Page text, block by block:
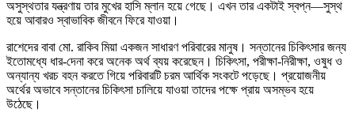
অসুস্থতার যন্ত্রণায় তার মুখের হাসি ম্লান হয়ে গেছে। এখন তার একটাই স্বপ্ন—সুস্থ
হয়ে আবারও স্বাভাবিক জীবনে ফিরে যাওয়া।
রাশেদের বাবা মো. রাকিব মিয়া একজন সাধারণ পরিবারের মানুষ। সন্তানের চিকিৎসার জন্য
ইতোমধ্যে ধার-দেনা করে অনেক অর্থ ব্যয় করেছেন। চিকিৎসা, পরীক্ষা-নিরীক্ষা, ওষুধ ও
অন্যান্য খরচ বহন করতে গিয়ে পরিবারটি চরম আর্থিক সংকটে পড়েছে। প্রয়োজনীয়
অর্থের অভাবে সন্তানের চিকিৎসা চালিয়ে যাওয়া তাদের পক্ষে প্রায় অসম্ভব হয়ে
উঠেছে।